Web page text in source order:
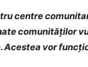
centre
comunităților
vor